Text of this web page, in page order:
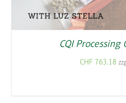
CQI Processing
CHF 763.18